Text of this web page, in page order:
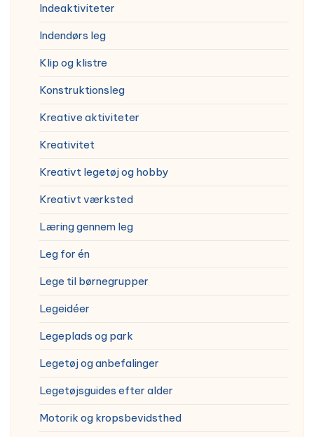
Indeaktiviteter
Indendørs leg
Klip og klistre
Konstruktionsleg
Kreative aktiviteter
Kreativitet
Kreativt legetøj og hobby
Kreativt værksted
Læring gennem leg
Leg for én
Lege til børnegrupper
Legeidéer
Legeplads og park
Legetøj og anbefalinger
Legetøjsguides efter alder
Motorik og kropsbevidsthed